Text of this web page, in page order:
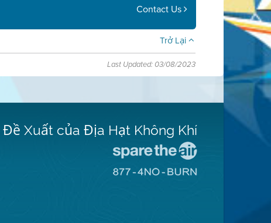
Contact Us
Trở Lại
Last Updated: 03/08/2023
Đề Xuất của Địa Hạt Không Khí
Trang